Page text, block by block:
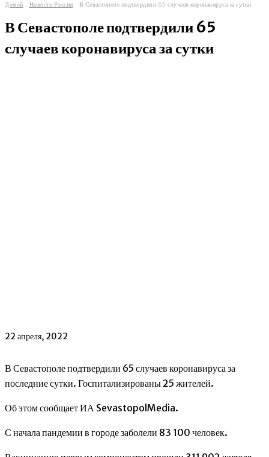
Домой Новости России В Севастополе подтвердили 65 случаев коронавируса за сутки
В Севастополе подтвердили 65
случаев коронавируса за сутки
22 апреля, 2022
В Севастополе подтвердили 65 случаев коронавируса за
последние сутки. Госпитализированы 25 жителей.
Об этом сообщает ИА SevastopolMedia.
С начала пандемии в городе заболели 83 100 человек.